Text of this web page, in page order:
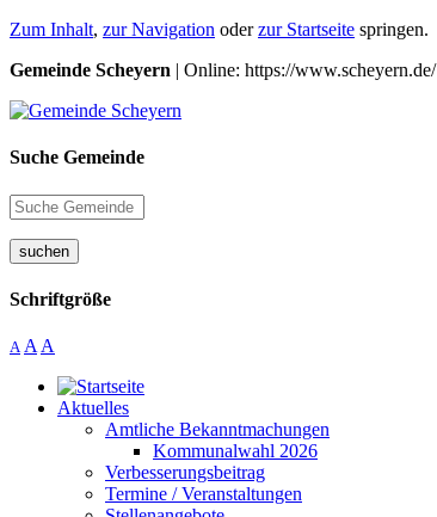
Zum Inhalt, zur Navigation oderzur Startseite springen.
Gemeinde Scheyern | Online: https://www.scheyern.de/
Suche Gemeinde
suchen
Schriftgröße
A A A
Aktuelles
Amtliche Bekanntmachungen
Kommunalwahl 2026
Verbesserungsbeitrag
Termine / Veranstaltungen